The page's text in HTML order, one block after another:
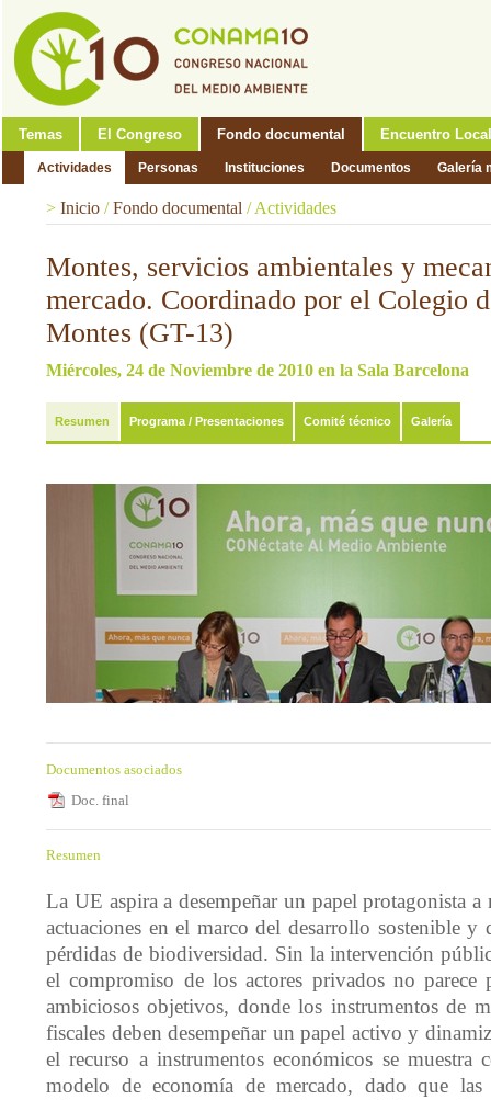
Temas El Congreso Fondo documental Encuentro Local
Actividades Personas Instituciones Documentos Galería
> Inicio /Fondo documental / Actividades
Montes, servicios ambientales y
mercado. Coordinado por el Colegio
Montes (GT-13)
Miércoles, 24 de Noviembre de 2010 en la Sala Barcelona
Resumen Programa / Presentaciones Comité técnico Galería
Documentos asociados
Doc. final
Resumen
La UE aspira a desempeñar un papel protagonista
actuaciones en el marco del desarrollo sostenible y
pérdidas de biodiversidad. Sin la intervención
el compromiso de los actores privados no parece
ambiciosos objetivos, donde los instrumentos de
fiscales deben desempeñar un papel activo y
el recurso a instrumentos económicos se muestra
modelo de economía de mercado, dado que las